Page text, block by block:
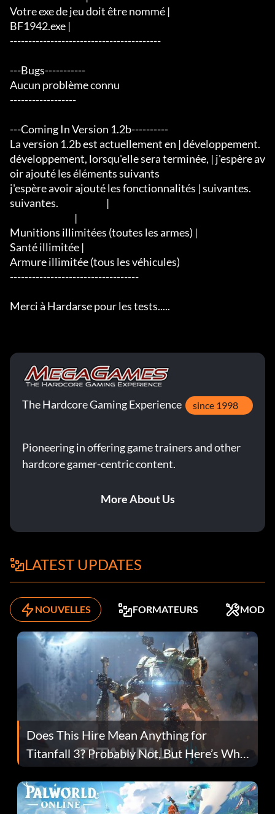
Votre exe de jeu doit être nommé |
BF1942.exe |
-----------------------------------------
---Bugs-----------
Aucun problème connu
------------------
---Coming In Version 1.2b----------
La version 1.2b est actuellement en | développement.
développement, lorsqu'elle sera terminée, | j'espère av
oir ajouté les éléments suivants
j'espère avoir ajouté les fonctionnalités | suivantes.
suivantes.                          |
Munitions illimitées (toutes les armes) |
Santé illimitée |
Armure illimitée (tous les véhicules)
-----------------------------------
Merci à Hardarse pour les tests.....
The Hardcore Gaming Experience since 1998
Pioneering in offering game trainers and other
hardcore gamer-centric content.
More About Us
LATEST UPDATES
NOUVELLES FORMATEURS MODS
Does This Hire Mean Anything for
Titanfall 3? Probably Not, But Here’s Why
Fans Are Hopeful